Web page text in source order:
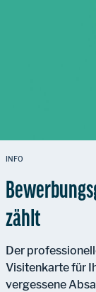
INFO
zählt
Der
Visitenkarte für
vergessene